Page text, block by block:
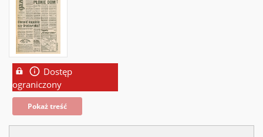
Dostęp
ograniczony
Pokaż treść